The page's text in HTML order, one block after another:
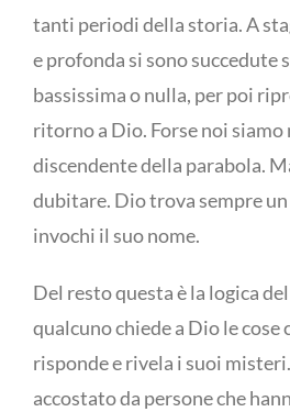
tanti periodi della storia. A
e profonda si sono succedute
bassissima o nulla, per poi
ritorno a Dio. Forse noi siamo
discendente della parabola.
dubitare. Dio trova sempre
invochi il suo nome.
Del resto questa è la logica
qualcuno chiede a Dio le cose
risponde e rivela i suoi
accostato da persone che